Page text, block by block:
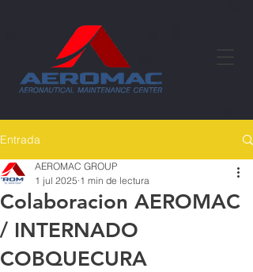
Entrada
Colaboracion AEROMAC
/ INTERNADO
COBQUECURA
AEROMAC GROUP
1 jul 2025 1 min de lectura